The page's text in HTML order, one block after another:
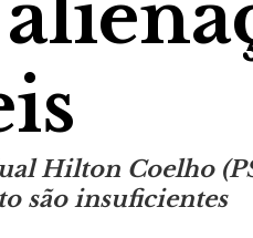
Hilton Coelho
são insuficientes